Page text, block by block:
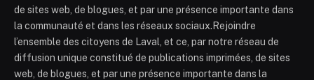
de sites web, de blogues, et par une présence importante dans
la communauté et dans les réseaux sociaux.Rejoindre
l’ensemble des citoyens de Laval, et ce, par notre réseau de
diffusion unique constitué de publications imprimées, de sites
web, de blogues, et par une présence importante dans la